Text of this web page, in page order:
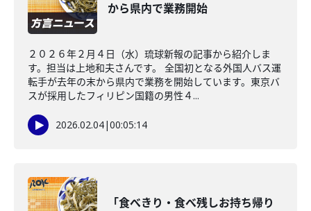
から県内で業務開始
２０２６年２月４日（水）琉球新報の記事から紹介しま
す。担当は上地和夫さんです。 全国初となる外国人バス運
転手が去年の末から県内で業務を開始しています。東京バ
スが採用したフィリピン国籍の男性４...
2026.02.04|00:05:14
「食べきり・食べ残しお持ち帰り